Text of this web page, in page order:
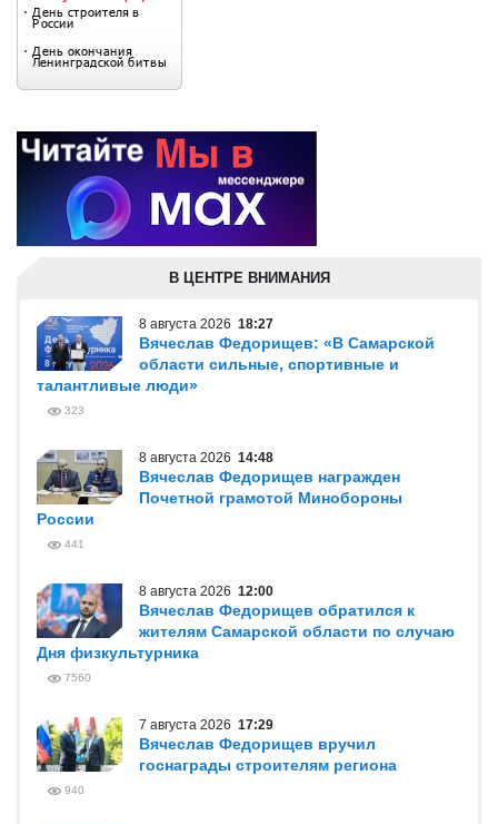
В ЦЕНТРЕ ВНИМАНИЯ
8 августа 2026 18:27
Вячеслав Федорищев: «В Самарской
области сильные, спортивные и
талантливые люди»
323
8 августа 2026 14:48
Вячеслав Федорищев награжден
Почетной грамотой Минобороны
России
441
8 августа 2026 12:00
Вячеслав Федорищев обратился к
жителям Самарской области по случаю
Дня физкультурника
7560
7 августа 2026 17:29
Вячеслав Федорищев вручил
госнаграды строителям региона
940